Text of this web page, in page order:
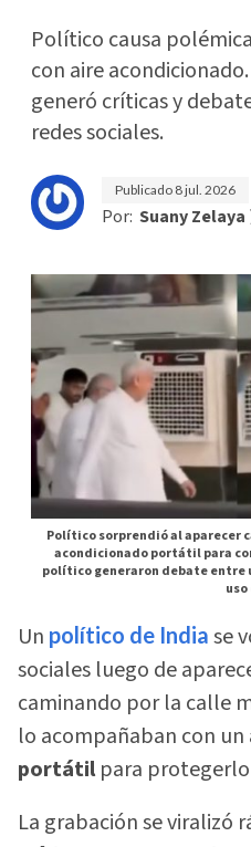
Político causa
con aire
generó críticas y
redes sociales.
Publicado 8 jul. 2026
Por: Suany Zelaya
Político sorprendió al aparecer
acondicionado portátil para
político generaron debate entre
Un político de India se
sociales luego de
caminando por la calle
lo acompañaban con un
portátilpara
La grabación se viralizó